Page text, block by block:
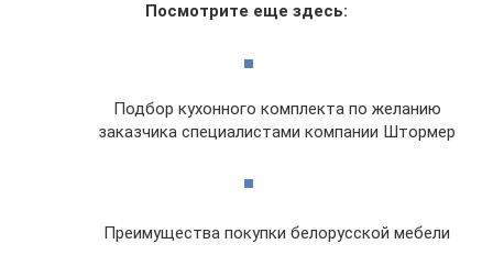
Посмотрите еще здесь:
Подбор кухонного комплекта по желанию
заказчика специалистами компании Штормер
Преимущества покупки белорусской мебели